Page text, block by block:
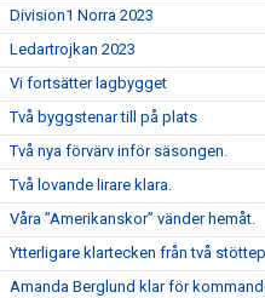
Division1 Norra 2023
Ledartrojkan 2023
Vi fortsätter lagbygget
Två byggstenar till på plats
Två nya förvärv inför säsongen.
Två lovande lirare klara.
Våra ”Amerikanskor” vänder hemåt.
Ytterligare klartecken från två
Amanda Berglund klar för